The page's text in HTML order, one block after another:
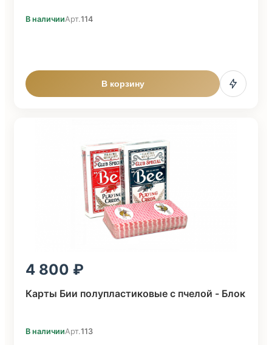
В наличииАрт.114
В корзину
4 800
Карты Бии полупластиковые с пчелой - Блок
В наличииАрт.113